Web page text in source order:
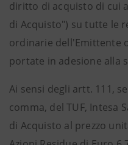
diritto di acquisto di cui
di Acquisto") su tutte le
ordinarie dell'Emittente
portate in adesione alla
Ai sensi degli artt. 111,
comma, del TUF, Intesa
di Acquisto al prezzo